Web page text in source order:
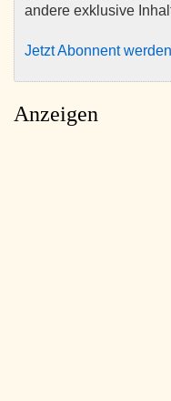
andere exklusive
Jetzt Abonnent werden
Anzeigen